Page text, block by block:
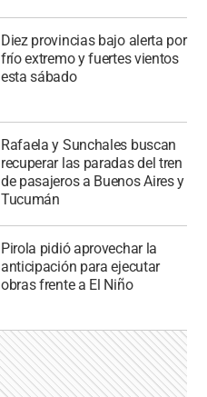
Diez provincias bajo alerta por
frío extremo y fuertes vientos
esta sábado
Rafaela y Sunchales buscan
recuperar las paradas del tren
de pasajeros a Buenos Aires y
Tucumán
Pirola pidió aprovechar la
anticipación para ejecutar
obras frente a El Niño